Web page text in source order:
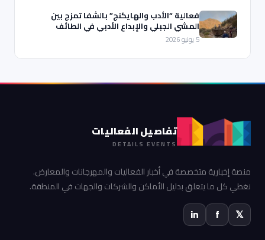
فعالية “الأدب والهايكنج” بالشفا تمزج بين
المشي الجبلي والإبداع الأدبي في الطائف
5 يونيو 2026
تفاصيل الفعاليات
DETAILS EVENTS
منصة إخبارية متخصصة في أخبار الفعاليات والمهرجانات والمعارض.
نغطي كل ما يتعلق بدليل الأماكن والشركات والجهات في المنطقة.
𝕏
f
in